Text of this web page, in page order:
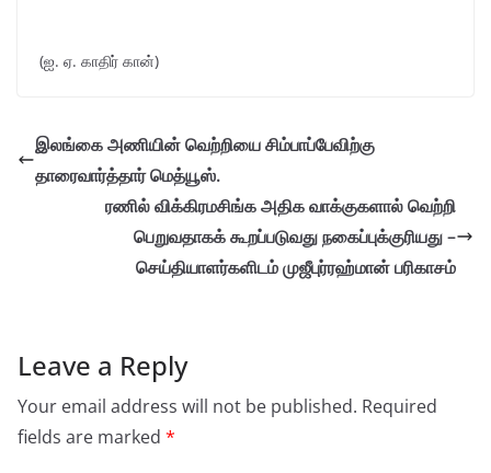
(ஐ. ஏ. காதிர் கான்)
இலங்கை அணியின் வெற்றியை சிம்பாப்பேவிற்கு
தாரைவார்த்தார் மெத்யூஸ்.
ரணில் விக்கிரமசிங்க அதிக வாக்குகளால் வெற்றி
பெறுவதாகக் கூறப்படுவது நகைப்புக்குரியது –
செய்தியாளர்களிடம் முஜீபுர்ரஹ்மான் பரிகாசம்
Leave a Reply
Your email address will not be published. Required
fields are marked *